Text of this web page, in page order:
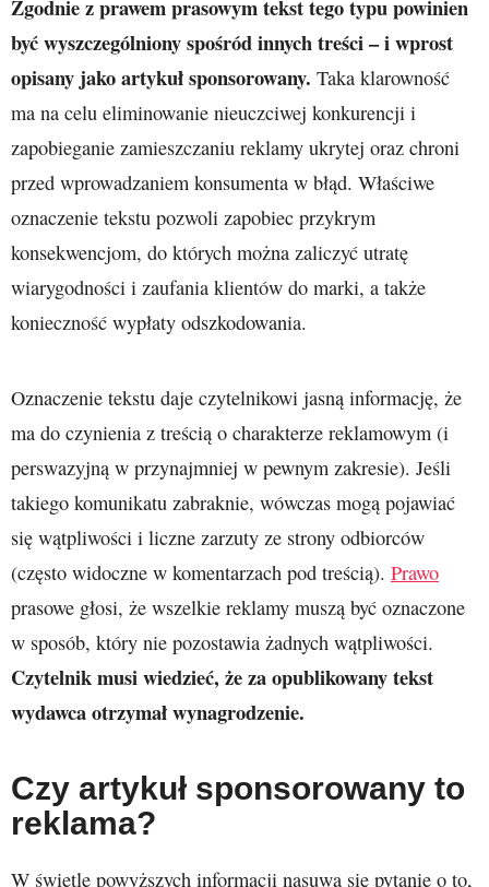
Zgodnie z prawem prasowym tekst tego typu powinien
być wyszczególniony spośród innych treści– i wprost
opisany jako artykuł sponsorowany. Taka klarowność
ma na celu eliminowanie nieuczciwej konkurencji i
zapobieganie zamieszczaniu reklamy ukrytej oraz chroni
przed wprowadzaniem konsumenta w błąd. Właściwe
oznaczenie tekstu pozwoli zapobiec przykrym
konsekwencjom, do których można zaliczyć utratę
wiarygodności i zaufania klientów do marki, a także
konieczność wypłaty odszkodowania.
Oznaczenie tekstu daje czytelnikowi jasną informację, że
ma do czynienia z treścią o charakterze reklamowym (i
perswazyjną w przynajmniej w pewnym zakresie). Jeśli
takiego komunikatu zabraknie, wówczas mogą pojawiać
się wątpliwości i liczne zarzuty ze strony odbiorców
(często widoczne w komentarzach pod treścią). Prawo
prasowe głosi, że wszelkie reklamy muszą być oznaczone
w sposób, który nie pozostawia żadnych wątpliwości.
Czytelnik musi wiedzieć, że za opublikowany tekst
wydawca otrzymał wynagrodzenie.
Czy artykuł sponsorowany to
reklama?
W świetle powyższych informacji nasuwa się pytanie o to,